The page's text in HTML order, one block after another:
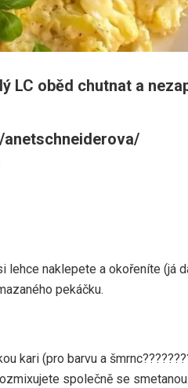
LC oběd chutnat a
lehce naklepete a okořeníte (já
pekáčku.
kari (pro barvu a
společně se